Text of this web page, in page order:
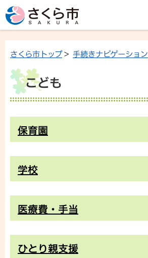
さくら市トップ> 手続きナビゲーション
こども
保育園
学校
医療費・手当
ひとり親支援